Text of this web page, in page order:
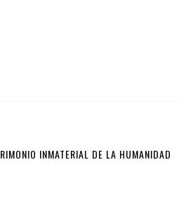
INMATERIAL DE LA HUMANIDAD